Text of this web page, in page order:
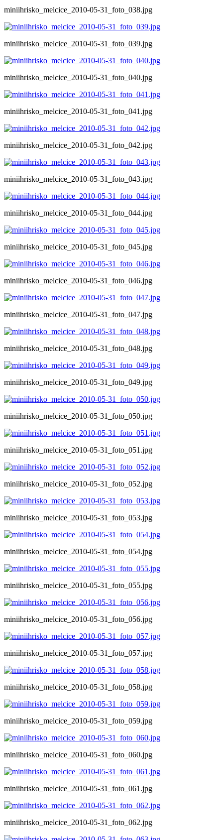
miniihrisko_melcice_2010-05-31_foto_038.jpg
miniihrisko_melcice_2010-05-31_foto_039.jpg
miniihrisko_melcice_2010-05-31_foto_040.jpg
miniihrisko_melcice_2010-05-31_foto_041.jpg
miniihrisko_melcice_2010-05-31_foto_042.jpg
miniihrisko_melcice_2010-05-31_foto_043.jpg
miniihrisko_melcice_2010-05-31_foto_044.jpg
miniihrisko_melcice_2010-05-31_foto_045.jpg
miniihrisko_melcice_2010-05-31_foto_046.jpg
miniihrisko_melcice_2010-05-31_foto_047.jpg
miniihrisko_melcice_2010-05-31_foto_048.jpg
miniihrisko_melcice_2010-05-31_foto_049.jpg
miniihrisko_melcice_2010-05-31_foto_050.jpg
miniihrisko_melcice_2010-05-31_foto_051.jpg
miniihrisko_melcice_2010-05-31_foto_052.jpg
miniihrisko_melcice_2010-05-31_foto_053.jpg
miniihrisko_melcice_2010-05-31_foto_054.jpg
miniihrisko_melcice_2010-05-31_foto_055.jpg
miniihrisko_melcice_2010-05-31_foto_056.jpg
miniihrisko_melcice_2010-05-31_foto_057.jpg
miniihrisko_melcice_2010-05-31_foto_058.jpg
miniihrisko_melcice_2010-05-31_foto_059.jpg
miniihrisko_melcice_2010-05-31_foto_060.jpg
miniihrisko_melcice_2010-05-31_foto_061.jpg
miniihrisko_melcice_2010-05-31_foto_062.jpg